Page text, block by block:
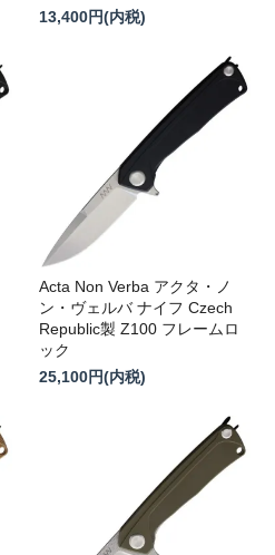
13,400円(内税)
Acta Non Verba アクタ・ノ
ン・ヴェルバ ナイフ Czech
Republic製 Z100 フレームロ
ック
25,100円(内税)